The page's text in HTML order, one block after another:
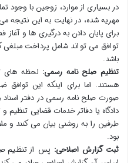
در بسیاری از موارد، زوجین با وجود
مهریه شده، در نهایت به این نتیجه
برای پایان دادن به درگیری ها و
توافق می تواند شامل پرداخت مبلغی
باشد.
تنظیم صلح نامه رسمی: لحظه های
هستند. اما برای اینکه این توافق
صورت صلح نامه رسمی در دفتر
دادگاه یا دفاتر خدمات قضایی تنظیم
طرفین را به روشنی بیان می کنند و
بود.
ثبت گزارش اصلاحی: پس از تنظیم